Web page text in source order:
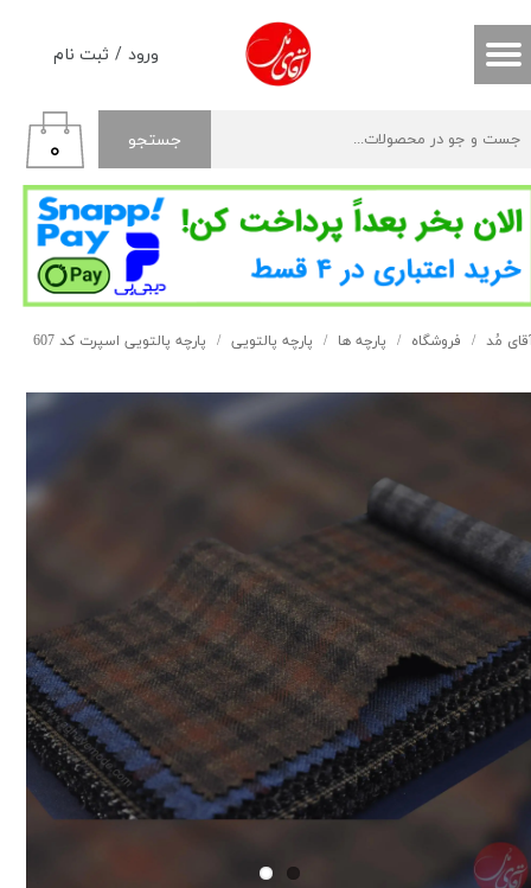
ورود / ثبت نام
حساب کاربری من
خروج از حساب کاربری
جستجو ۰
مُد فروشگاه پارچه ها پارچه پالتویی پارچه پالتویی اسپرت کد 607